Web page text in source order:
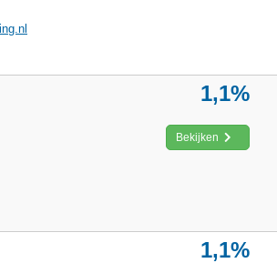
1,1%
Bekijken
1,1%